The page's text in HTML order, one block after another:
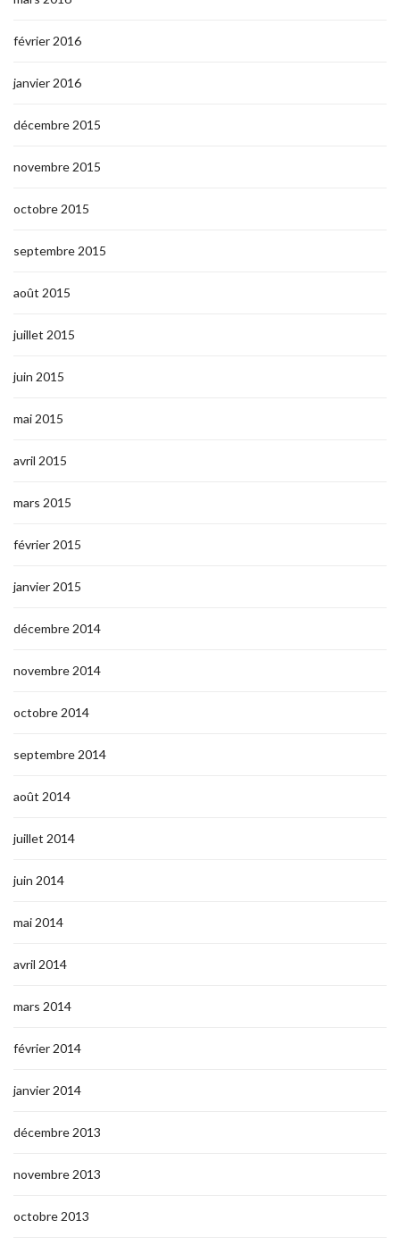
février 2016
janvier 2016
décembre 2015
novembre 2015
octobre 2015
septembre 2015
août 2015
juillet 2015
juin 2015
mai 2015
avril 2015
mars 2015
février 2015
janvier 2015
décembre 2014
novembre 2014
octobre 2014
septembre 2014
août 2014
juillet 2014
juin 2014
mai 2014
avril 2014
mars 2014
février 2014
janvier 2014
décembre 2013
novembre 2013
octobre 2013